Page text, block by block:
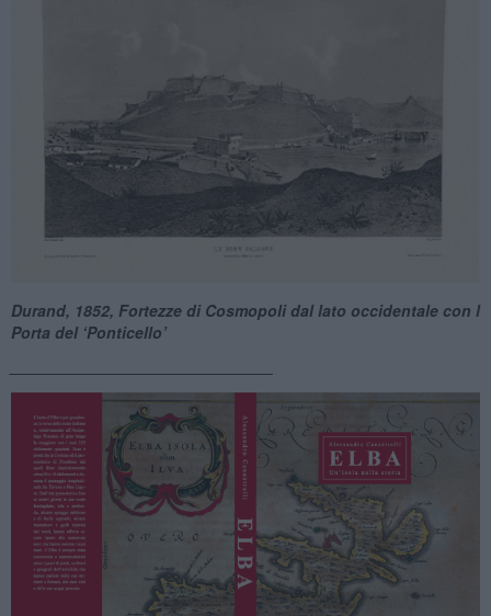
Durand, 1852, Fortezze di Cosmopoli dal lato occidentale con l
Porta del ‘Ponticello’